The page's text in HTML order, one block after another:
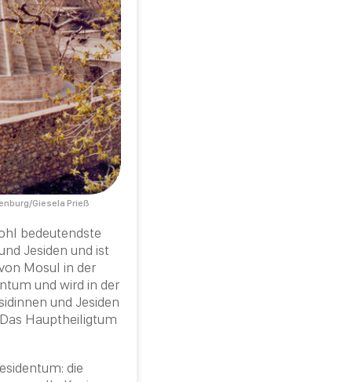
Giesela Prieß
bedeutendste
Jesiden und ist
Mosul in der
und wird in der
und Jesiden
Hauptheiligtum
: die